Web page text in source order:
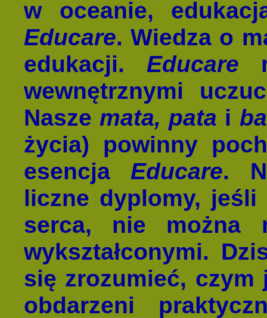
w oceanie,
Educare. Wiedza o
edukacji. Educare
wewnętrznymi
Nasze mata, pata i
życia) powinny
esencja Educare.
liczne dyplomy,
serca, nie można
wykształconymi.
się zrozumieć,
obdarzeni